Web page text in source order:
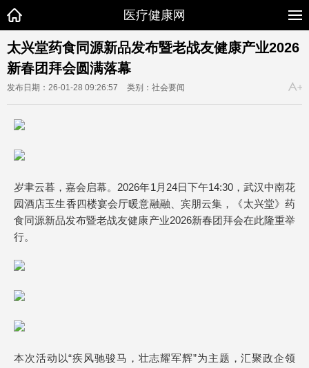
医疗健康网
太兴堂药食同源新品发布暨老战友健康产业2026
新春团拜会圆满落幕
发布日期：26-01-28 09:26:57 类别：社会要闻
岁聿云暮，嘉会启幕。2026年1月24日下午14:30，武汉中南花
园酒店玉生香四楼宴会厅暖意融融、宾朋云集，《太兴堂》药
食同源新品发布暨老战友健康产业2026新春团拜会在此隆重举
行。
本次活动以“疾风驰骏马，壮志耀军辉”为主题，汇聚政企领